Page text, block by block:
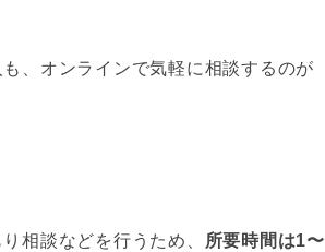
、オンラインで気軽に相談するのが
相談などを行うため、
所要時間は1〜